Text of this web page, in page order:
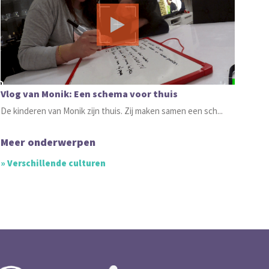
Vlog van Monik: Een schema voor thuis
De kinderen van Monik zijn thuis. Zij maken samen een sch...
Meer onderwerpen
» Verschillende culturen